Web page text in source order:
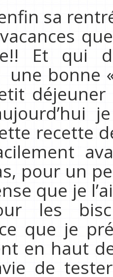
sa
Et qui
une bonne
recette
pour un
que je
les
que je
en haut
de